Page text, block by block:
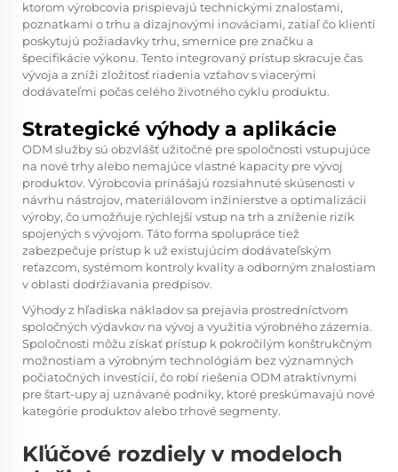
ktorom výrobcovia prispievajú technickými znalosťami,
poznatkami o trhu a dizajnovými inováciami, zatiaľ čo klienti
poskytujú požiadavky trhu, smernice pre značku a
špecifikácie výkonu. Tento integrovaný prístup skracuje čas
vývoja a zníži zložitosť riadenia vzťahov s viacerými
dodávateľmi počas celého životného cyklu produktu.
Strategické výhody a aplikácie
ODM služby sú obzvlášť užitočné pre spoločnosti vstupujúce
na nové trhy alebo nemajúce vlastné kapacity pre vývoj
produktov. Výrobcovia prinášajú rozsiahnuté skúsenosti v
návrhu nástrojov, materiálovom inžinierstve a optimalizácii
výroby, čo umožňuje rýchlejší vstup na trh a zníženie rizík
spojených s vývojom. Táto forma spolupráce tiež
zabezpečuje prístup k už existujúcim dodávateľským
reťazcom, systémom kontroly kvality a odborným znalostiam
v oblasti dodržiavania predpisov.
Výhody z hľadiska nákladov sa prejavia prostredníctvom
spoločných výdavkov na vývoj a využitia výrobného zázemia.
Spoločnosti môžu získať prístup k pokročilým konštrukčným
možnostiam a výrobným technológiám bez významných
počiatočných investícií, čo robí riešenia ODM atraktívnymi
pre štart-upy aj uznávané podniky, ktoré preskúmavajú nové
kategórie produktov alebo trhové segmenty.
Kľúčové rozdiely v modeloch